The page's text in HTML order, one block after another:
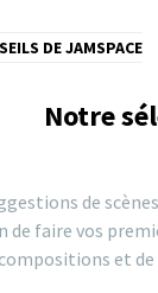
DE JAMSPACE
Notre
de
de faire vos
compositions et de